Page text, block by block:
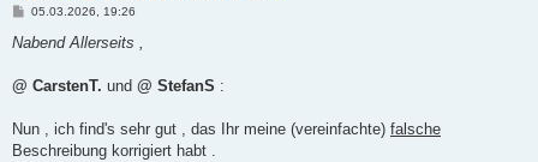
B
i
a
05.03.2026, 19:26
Nabend Allerseits ,
@ CarstenT. und @ StefanS :
Nun , ich find's sehr gut , das Ihr meine (vereinfachte) falsche
Beschreibung korrigiert habt .